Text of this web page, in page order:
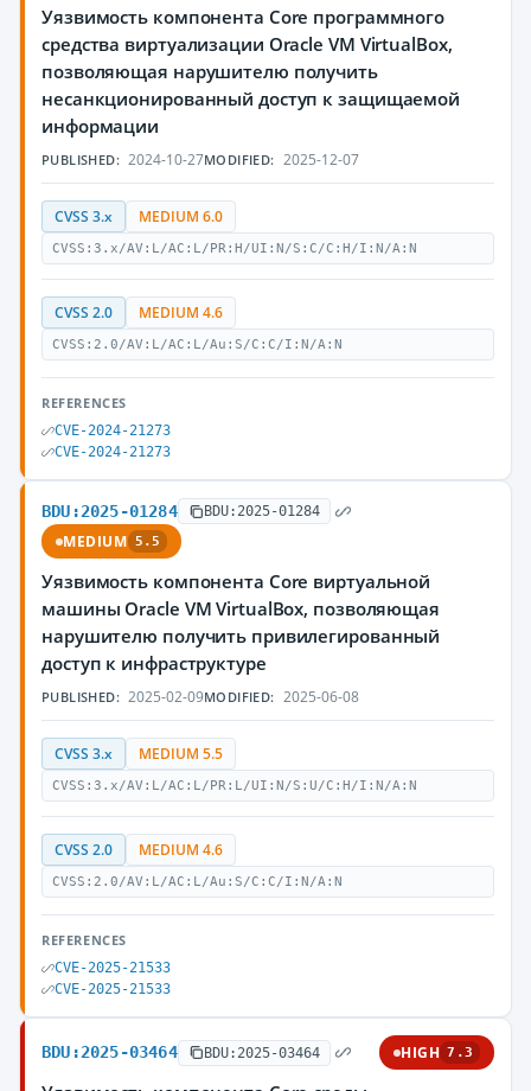
Уязвимость компонента Core программного
средства виртуализации Oracle VM VirtualBox,
позволяющая нарушителю получить
несанкционированный доступ к защищаемой
информации
PUBLISHED: 2024-10-27MODIFIED: 2025-12-07
CVSS 3.x MEDIUM 6.0
CVSS:3.x/AV:L/AC:L/PR:H/UI:N/S:C/C:H/I:N/A:N
CVSS 2.0 MEDIUM 4.6
CVSS:2.0/AV:L/AC:L/Au:S/C:C/I:N/A:N
REFERENCES
CVE-2024-21273
CVE-2024-21273
BDU:2025-01284 BDU:2025-01284
MEDIUM 5.5
Уязвимость компонента Core виртуальной
машины Oracle VM VirtualBox, позволяющая
нарушителю получить привилегированный
доступ к инфраструктуре
PUBLISHED: 2025-02-09MODIFIED: 2025-06-08
CVSS 3.x MEDIUM 5.5
CVSS:3.x/AV:L/AC:L/PR:L/UI:N/S:U/C:H/I:N/A:N
CVSS 2.0 MEDIUM 4.6
CVSS:2.0/AV:L/AC:L/Au:S/C:C/I:N/A:N
REFERENCES
CVE-2025-21533
CVE-2025-21533
BDU:2025-03464 BDU:2025-03464 HIGH 7.3